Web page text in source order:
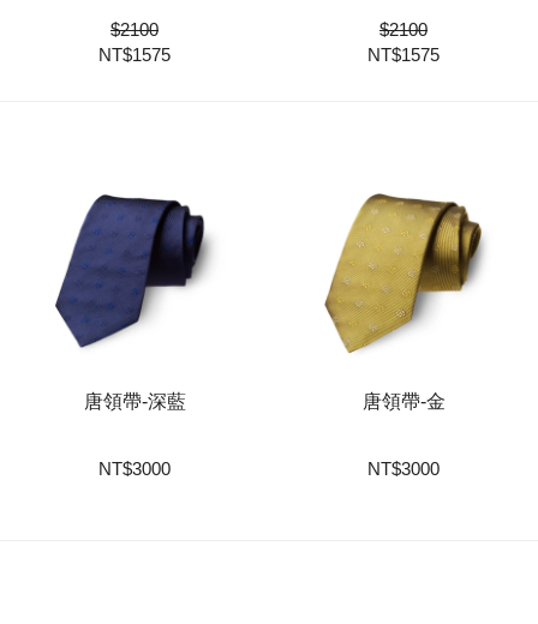
$2100
NT$1575
$2100
NT$1575
唐領帶-深藍
NT$3000
唐領帶-金
NT$3000